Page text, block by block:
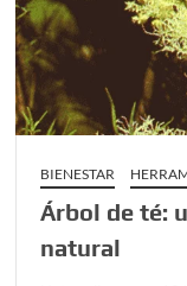
Día de
polarizada
Salud mental
generan las redes
Denuncia por
Día del Orgullo
la dignidad humana
BIENESTAR
Árbol de té:
natural